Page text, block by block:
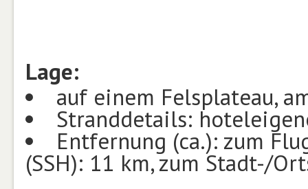
Lage:
auf einem Felsplateau,
Stranddetails:
Entfernung (ca.): zum
(SSH): 11 km, zum Stadt-/